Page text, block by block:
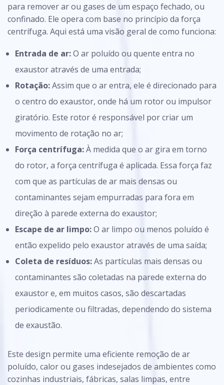
para remover ar ou gases de um espaço fechado, ou
confinado. Ele opera com base no princípio da força
centrífuga. Aqui está uma visão geral de como funciona:
Entrada de ar:O ar poluído ou quente entra no
exaustor através de uma entrada;
Rotação:Assim que o ar entra, ele é direcionado para
o centro do exaustor, onde há um rotor ou impulsor
giratório. Este rotor é responsável por criar um
movimento de rotação no ar;
Força centrífuga:À medida que o ar gira em torno
do rotor, a força centrífuga é aplicada. Essa força faz
com que as partículas de ar mais densas ou
contaminantes sejam empurradas para fora em
direção à parede externa do exaustor;
Escape de ar limpo:O ar limpo ou menos poluído é
então expelido pelo exaustor através de uma saída;
Coleta de resíduos:As partículas mais densas ou
contaminantes são coletadas na parede externa do
exaustor e, em muitos casos, são descartadas
periodicamente ou filtradas, dependendo do sistema
de exaustão.
Este design permite uma eficiente remoção de ar
poluído, calor ou gases indesejados de ambientes como
cozinhas industriais, fábricas, salas limpas, entre